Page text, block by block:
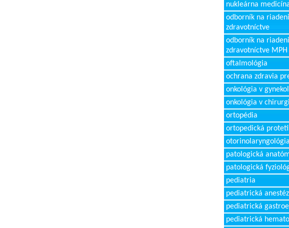
nukleárna
odborník na
zdravotníctve
odborník na
zdravotníctve MPH
oftalmológia
ochrana zdravia
onkológia v
onkológia v
ortopédia
ortopedická
otorinolaryngológia
patologická
patologická
pediatria
pediatrická
pediatrická
pediatrická